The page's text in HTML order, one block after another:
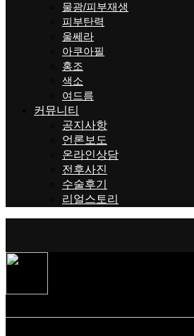
물광/피부재생
피부탄력
울쎄라
아쿠아필
홍조
색소
여드름
커뮤니티
공지사항
언론보도
온라인상담
전후사진
수술후기
리얼스토리